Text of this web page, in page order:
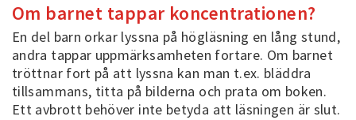
Om barnet tappar koncentrationen?
En del barn orkar lyssna på högläsning en lång stund,
andra tappar uppmärksamheten fortare. Om barnet
tröttnar fort på att lyssna kan man t.ex. bläddra
tillsammans, titta på bilderna och prata om boken.
Ett avbrott behöver inte betyda att läsningen är slut.